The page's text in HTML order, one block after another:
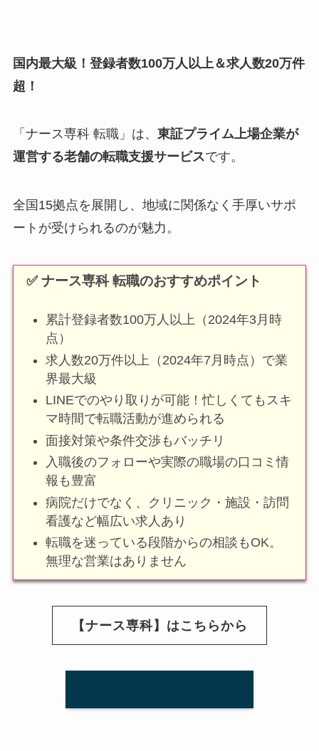
国内最大級！登録者数100万人以上＆求人数20万件
超！
「ナース専科 転職」は、 東証プライム上場企業が
運営する老舗の転職支援サービスです。
全国15拠点を展開し、地域に関係なく手厚いサポ
ートが受けられるのが魅力。
✅ ナース専科 転職のおすすめポイント
累計登録者数100万人以上（2024年3月時
点）
求人数20万件以上（2024年7月時点）で業
界最大級
LINEでのやり取りが可能！忙しくてもスキ
マ時間で転職活動が進められる
面接対策や条件交渉もバッチリ
入職後のフォローや実際の職場の口コミ情
報も豊富
病院だけでなく、クリニック・施設・訪問
看護など幅広い求人あり
転職を迷っている段階からの相談もOK。
無理な営業はありません
【ナース専科】はこちらから